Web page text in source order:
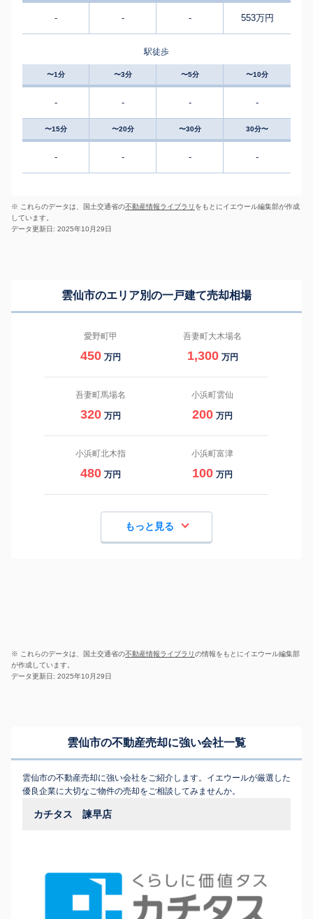
- - - 553万円
駅徒歩
〜1分 〜3分 〜5分 〜10分
- - - -
〜15分 〜20分 〜30分 30分〜
- - - -
※ これらのデータは、国土交通省の不動産情報ライブラリ をもとにイエウール編集部が作成
しています。
データ更新日: 2025年10月29日
雲仙市のエリア別の一戸建て売却相場
愛野町甲
450 万円
吾妻町大木場名
1,300 万円
吾妻町馬場名
320 万円
小浜町雲仙
200 万円
小浜町北木指
480 万円
小浜町富津
100 万円
もっと見る
※ これらのデータは、国土交通省の不動産情報ライブラリの情報をもとにイエウール編集部
が作成しています。
データ更新日: 2025年10月29日
雲仙市の不動産売却に強い会社一覧
雲仙市の不動産売却に強い会社をご紹介します。イエウールが厳選した
優良企業に大切なご物件の売却をご相談してみませんか。
カチタス 諫早店